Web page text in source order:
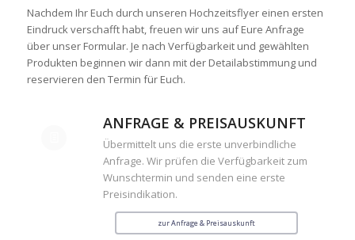
Nachdem Ihr Euch durch unseren Hochzeitsflyer einen ersten
Eindruck verschafft habt, freuen wir uns auf Eure Anfrage
über unser Formular. Je nach Verfügbarkeit und gewählten
Produkten beginnen wir dann mit der Detailabstimmung und
reservieren den Termin für Euch.
ANFRAGE & PREISAUSKUNFT
Übermittelt uns die erste unverbindliche
Anfrage. Wir prüfen die Verfügbarkeit zum
Wunschtermin und senden eine erste
Preisindikation.
zur Anfrage & Preisauskunft